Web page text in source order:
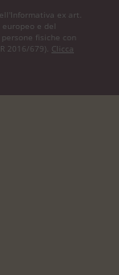
ex art.
e del
fisiche con
2016/679). Clicca